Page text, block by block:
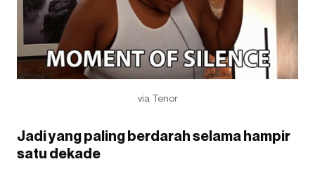
via Tenor
Jadi yang paling berdarah selama hampir
satu dekade